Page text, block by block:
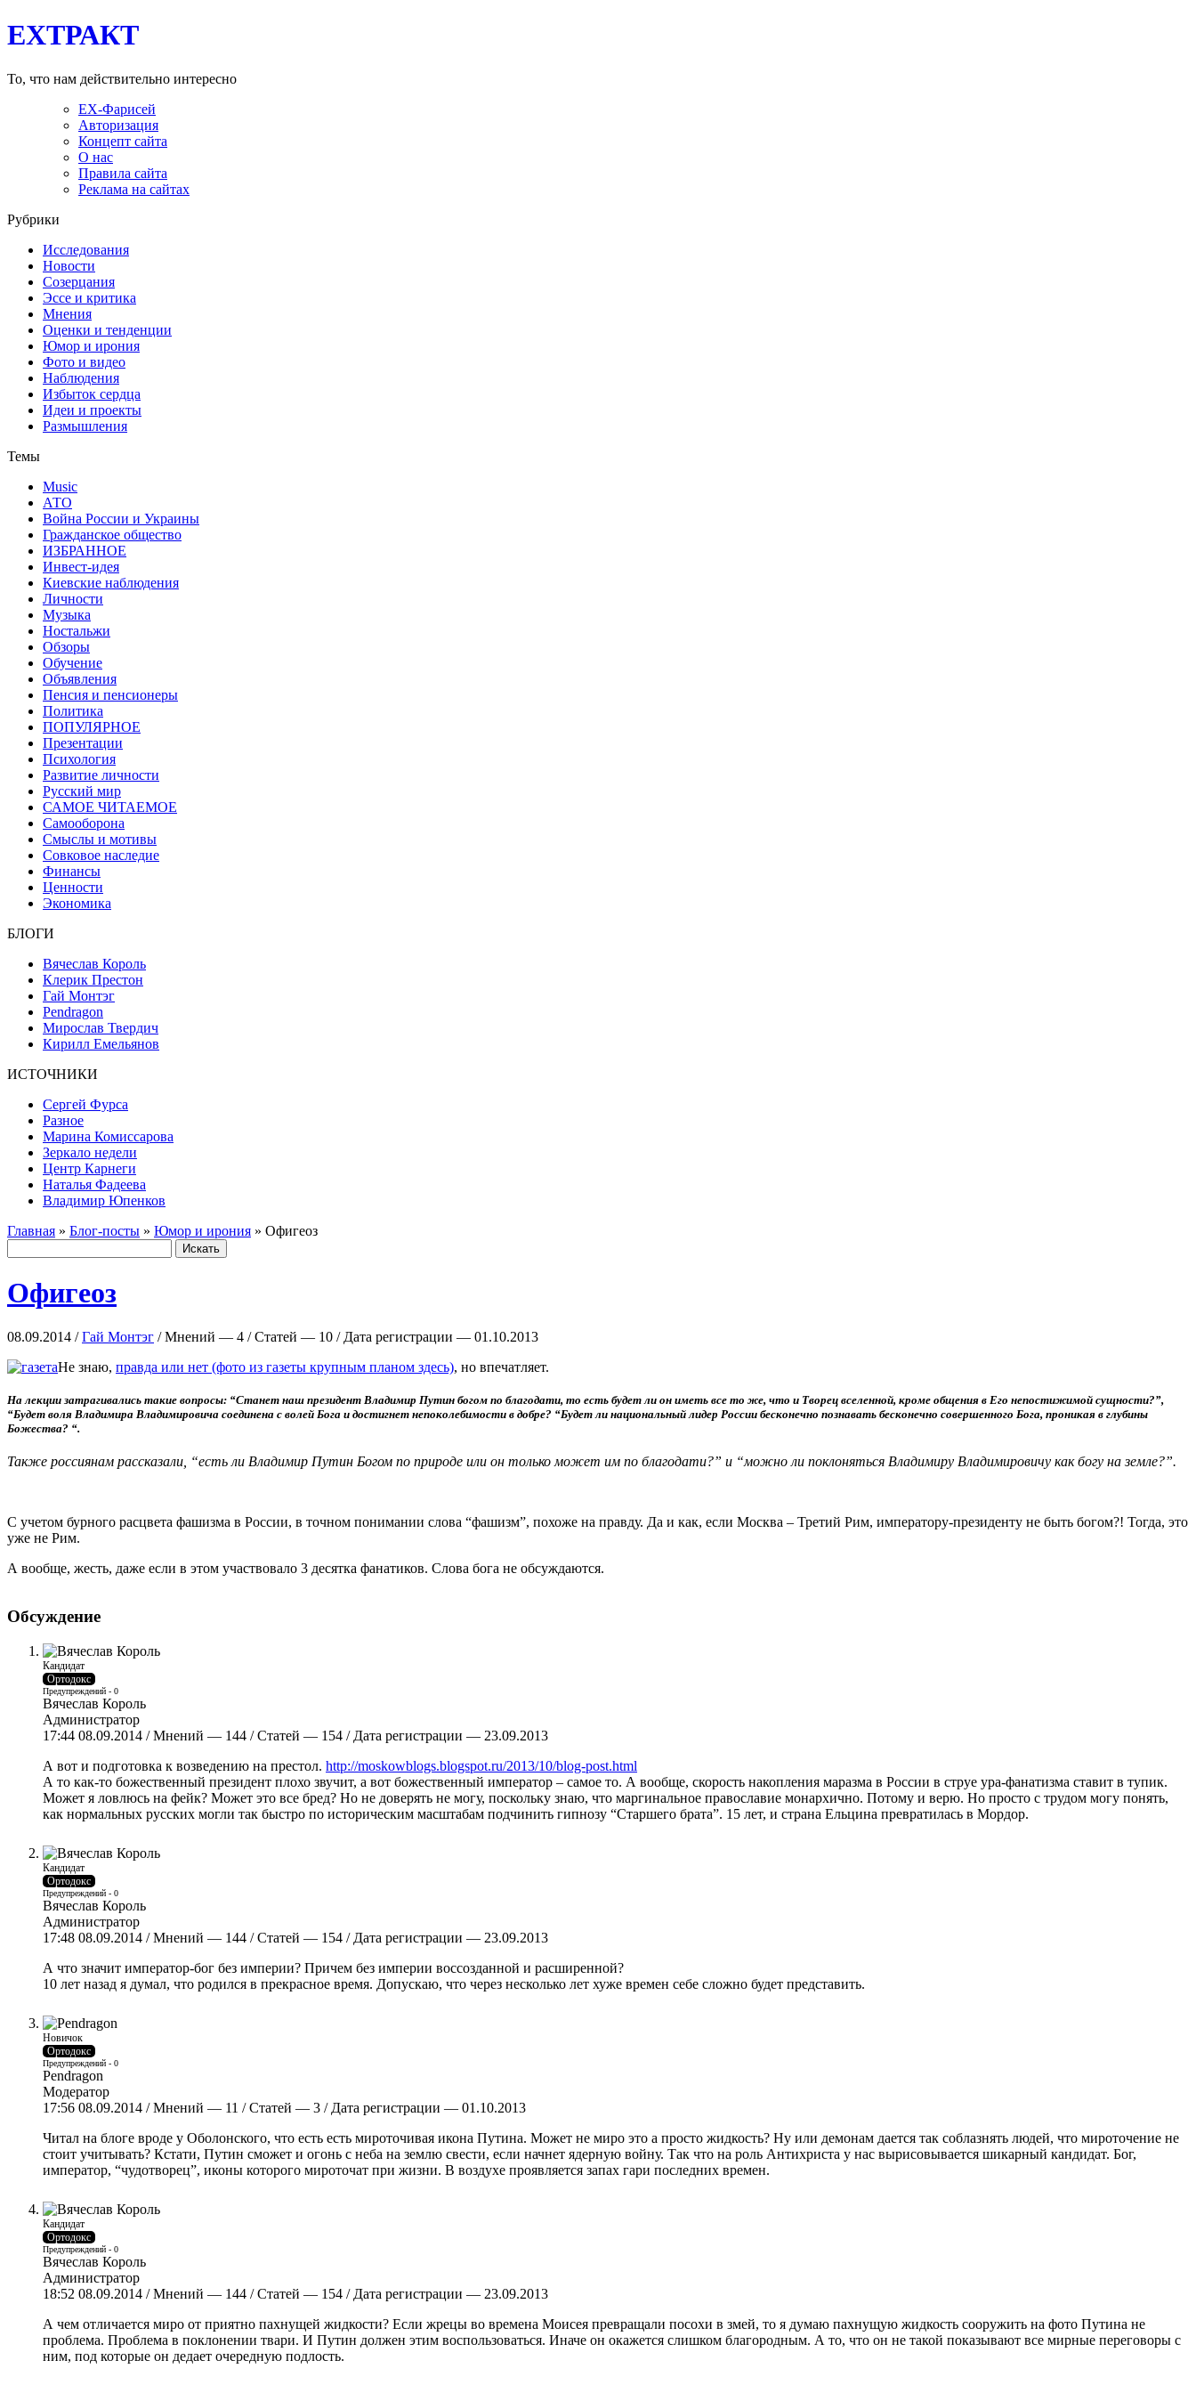
EXТРАКТ
То, что нам действительно интересно
EX-Фарисей
Авторизация
Концепт сайта
О нас
Правила сайта
Реклама на сайтах
Рубрики
Исследования
Новости
Созерцания
Эссе и критика
Мнения
Оценки и тенденции
Юмор и ирония
Фото и видео
Наблюдения
Избыток сердца
Идеи и проекты
Размышления
Темы
Music
АТО
Война России и Украины
Гражданское общество
ИЗБРАННОЕ
Инвест-идея
Киевские наблюдения
Личности
Музыка
Ностальжи
Обзоры
Обучение
Объявления
Пенсия и пенсионеры
Политика
ПОПУЛЯРНОЕ
Презентации
Психология
Развитие личности
Русский мир
САМОЕ ЧИТАЕМОЕ
Самооборона
Смыслы и мотивы
Совковое наследие
Финансы
Ценности
Экономика
БЛОГИ
Вячеслав Король
Клерик Престон
Гай Монтэг
Pendragon
Мирослав Твердич
Кирилл Емельянов
ИСТОЧНИКИ
Сергей Фурса
Разное
Марина Комиссарова
Зеркало недели
Центр Карнеги
Наталья Фадеева
Владимир Юпенков
Главная » Блог-посты » Юмор и ирония » Офигеоз
Офигеоз
08.09.2014 /Гай Монтэг / Мнений — 4 / Статей — 10 / Дата регистрации — 01.10.2013
Не знаю, правда или нет (фото из газеты крупным планом здесь), но впечатляет.
На лекции затрагивались такие вопросы: “Станет наш президент Владимир Путин богом по благодати, то есть будет ли он иметь все то же, что и Творец вселенной, кроме общения в Его непостижимой сущности?”,
“Будет воля Владимира Владимировича соединена с волей Бога и достигнет непоколебимости в добре? “Будет ли национальный лидер России бесконечно познавать бесконечно совершенного Бога, проникая в глубины
Божества? “.
Также россиянам рассказали, “есть ли Владимир Путин Богом по природе или он только может им по благодати?” и “можно ли поклоняться Владимиру Владимировичу как богу на земле?”.
С учетом бурного расцвета фашизма в России, в точном понимании слова “фашизм”, похоже на правду. Да и как, если Москва – Третий Рим, императору-президенту не быть богом?! Тогда, это
уже не Рим.
А вообще, жесть, даже если в этом участвовало 3 десятка фанатиков. Слова бога не обсуждаются.
Обсуждение
Кандидат
Ортодокс
Предупреждений - 0
Вячеслав Король
Администратор
17:44 08.09.2014 / Мнений — 144 / Статей — 154 / Дата регистрации — 23.09.2013
А вот и подготовка к возведению на престол. http://moskowblogs.blogspot.ru/2013/10/blog-post.html
А то как-то божественный президент плохо звучит, а вот божественный император – самое то. А вообще, скорость накопления маразма в России в струе ура-фанатизма ставит в тупик.
Может я ловлюсь на фейк? Может это все бред? Но не доверять не могу, поскольку знаю, что маргинальное православие монархично. Потому и верю. Но просто с трудом могу понять,
как нормальных русских могли так быстро по историческим масштабам подчинить гипнозу “Старшего брата”. 15 лет, и страна Ельцина превратилась в Мордор.
Кандидат
Ортодокс
Предупреждений - 0
Вячеслав Король
Администратор
17:48 08.09.2014 / Мнений — 144 / Статей — 154 / Дата регистрации — 23.09.2013
А что значит император-бог без империи? Причем без империи воссозданной и расширенной?
10 лет назад я думал, что родился в прекрасное время. Допускаю, что через несколько лет хуже времен себе сложно будет представить.
Новичок
Ортодокс
Предупреждений - 0
Pendragon
Модератор
17:56 08.09.2014 / Мнений — 11 / Статей — 3 / Дата регистрации — 01.10.2013
Читал на блоге вроде у Оболонского, что есть есть мироточивая икона Путина. Может не миро это а просто жидкость? Ну или демонам дается так соблазнять людей, что мироточение не
стоит учитывать? Кстати, Путин сможет и огонь с неба на землю свести, если начнет ядерную войну. Так что на роль Антихриста у нас вырисовывается шикарный кандидат. Бог,
император, “чудотворец”, иконы которого мироточат при жизни. В воздухе проявляется запах гари последних времен.
Кандидат
Ортодокс
Предупреждений - 0
Вячеслав Король
Администратор
18:52 08.09.2014 / Мнений — 144 / Статей — 154 / Дата регистрации — 23.09.2013
А чем отличается миро от приятно пахнущей жидкости? Если жрецы во времена Моисея превращали посохи в змей, то я думаю пахнущую жидкость сооружить на фото Путина не
проблема. Проблема в поклонении твари. И Путин должен этим воспользоваться. Иначе он окажется слишком благородным. А то, что он не такой показывают все мирные переговоры с
ним, под которые он дедает очередную подлость.